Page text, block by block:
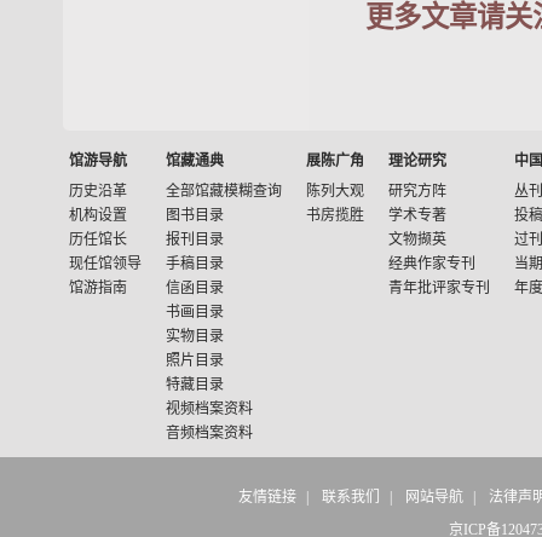
更多文章请
馆游导航
历史沿革
机构设置
历任馆长
现任馆领导
馆游指南
馆藏通典
全部馆藏模糊查询
图书目录
报刊目录
手稿目录
信函目录
书画目录
实物目录
照片目录
特藏目录
视频档案资料
音频档案资料
展陈广角
陈列大观
书房揽胜
理论研究
研究方阵
学术专著
文物撷英
经典作家专刊
青年批评家专刊
中
丛
投
过
当
年
友情链接 联系我们 网站导航
法律声
京ICP备